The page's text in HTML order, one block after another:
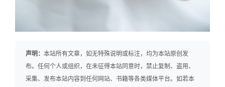
声明： 本站所有文章，如无特殊说明或标注，均为本站原创发
布。任何个人或组织，在未征得本站同意时，禁止复制、盗用、
采集、发布本站内容到任何网站、书籍等各类媒体平台。如若本